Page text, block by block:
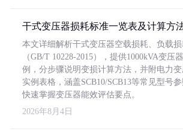
干式变压器损耗标准一览表及计算方
本文详细解析干式变压器空载损耗、负载
（GB/T 10228-2015），提供1000kVA变压
例，分步骤说明变损计算方法，并附电力
实例表格，涵盖SCB10/SCB13等常见型号
快速掌握变压器能效评估要点。
2026年8月4日